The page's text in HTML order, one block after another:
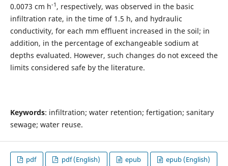
0.0073 cm h-1 , respectively, was observed in the basic
infiltration rate, in the time of 1.5 h, and hydraulic
conductivity, for each mm effluent increased in the soil; in
addition, in the percentage of exchangeable sodium at
depths evaluated. However, such changes do not exceed the
limits considered safe by the literature.
Keywords: infiltration; water retention; fertigation; sanitary
sewage; water reuse.
pdf pdf (English) epub epub (English)